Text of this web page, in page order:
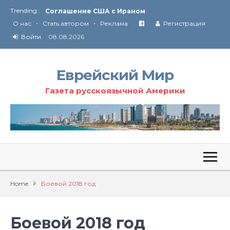
Trending :
Соглашение США с Ираном
Технология Революции в Иране
О нас • Стать автором • Реклама
Регистрация
Войти
08.08.2026
Еврейский Мир
Газета русскоязычной Америки
Home Боевой 2018 год
Боевой 2018 год